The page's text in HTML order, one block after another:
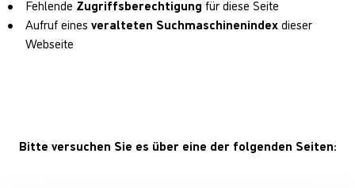
Fehlende Zugriffsberechtigung für diese Seite
Aufruf eines veralteten Suchmaschinenindexdieser
Webseite
Bitte versuchen Sie es über eine der folgenden Seiten: